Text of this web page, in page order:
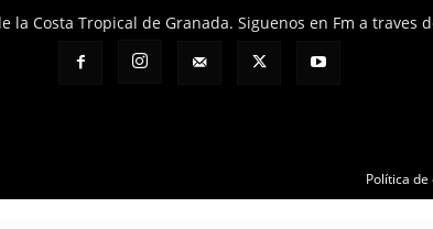
la Costa Tropical de Granada. Siguenos en Fm a traves
Política de